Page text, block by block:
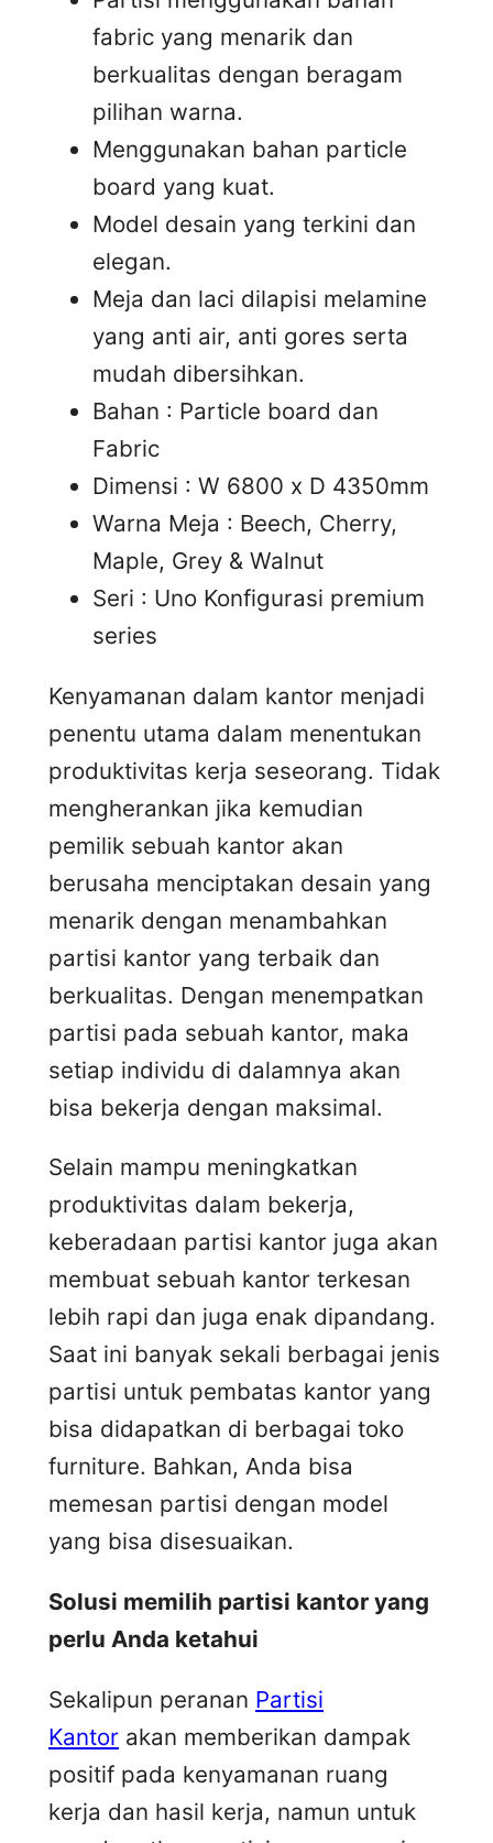
fabric yang menarik dan
berkualitas dengan beragam
pilihan warna.
Menggunakan bahan particle
board yang kuat.
Model desain yang terkini dan
elegan.
Meja dan laci dilapisi melamine
yang anti air, anti gores serta
mudah dibersihkan.
Bahan : Particle board dan
Fabric
Dimensi : W 6800 x D 4350mm
Warna Meja : Beech, Cherry,
Maple, Grey & Walnut
Seri : Uno Konfigurasi premium
series
Kenyamanan dalam kantor menjadi
penentu utama dalam menentukan
produktivitas kerja seseorang. Tidak
mengherankan jika kemudian
pemilik sebuah kantor akan
berusaha menciptakan desain yang
menarik dengan menambahkan
partisi kantor yang terbaik dan
berkualitas. Dengan menempatkan
partisi pada sebuah kantor, maka
setiap individu di dalamnya akan
bisa bekerja dengan maksimal.
Selain mampu meningkatkan
produktivitas dalam bekerja,
keberadaan partisi kantor juga akan
membuat sebuah kantor terkesan
lebih rapi dan juga enak dipandang.
Saat ini banyak sekali berbagai jenis
partisi untuk pembatas kantor yang
bisa didapatkan di berbagai toko
furniture. Bahkan, Anda bisa
memesan partisi dengan model
yang bisa disesuaikan.
Solusi memilih partisi kantor yang
perlu Anda ketahui
Sekalipun peranan Partisi
Kantor akan memberikan dampak
positif pada kenyamanan ruang
kerja dan hasil kerja, namun untuk